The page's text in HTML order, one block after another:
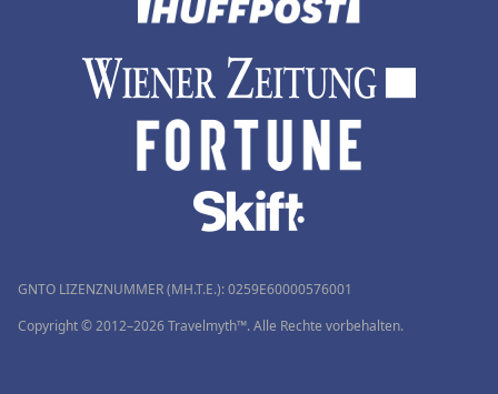
GNTO LIZENZNUMMER (MH.T.E.): 0259Ε60000576001
Copyright © 2012–2026 Travelmyth™. Alle Rechte vorbehalten.